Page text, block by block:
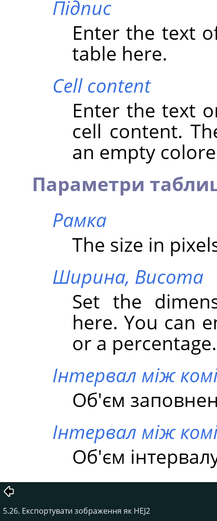
Підпис
Enter the text
table here.
Cell content
Enter the text
cell content.
an empty
Параметри
Рамка
The size in
Ширина, Висота
Set the
here. You can
or a percentage.
Інтервал між
Об'єм
Інтервал між
Об'єм
5.26. Експортувати зображення як HEJ2